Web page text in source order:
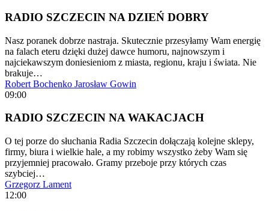
RADIO SZCZECIN NA DZIEŃ DOBRY
Nasz poranek dobrze nastraja. Skutecznie przesyłamy Wam energię
na falach eteru dzięki dużej dawce humoru, najnowszym i
najciekawszym doniesieniom z miasta, regionu, kraju i świata. Nie
brakuje…
Robert Bochenko Jarosław Gowin
09:00
RADIO SZCZECIN NA WAKACJACH
O tej porze do słuchania Radia Szczecin dołączają kolejne sklepy,
firmy, biura i wielkie hale, a my robimy wszystko żeby Wam się
przyjemniej pracowało. Gramy przeboje przy których czas
szybciej…
Grzegorz Lament
12:00